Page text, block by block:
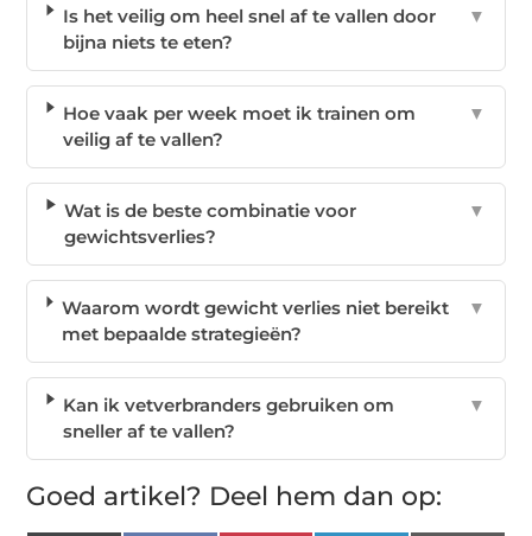
Is het veilig om heel snel af te vallen door
bijna niets te eten?
▼
Hoe vaak per week moet ik trainen om
veilig af te vallen?
▼
Wat is de beste combinatie voor
gewichtsverlies?
▼
Waarom wordt gewicht verlies niet bereikt
met bepaalde strategieën?
▼
Kan ik vetverbranders gebruiken om
sneller af te vallen?
▼
Goed artikel? Deel hem dan op: